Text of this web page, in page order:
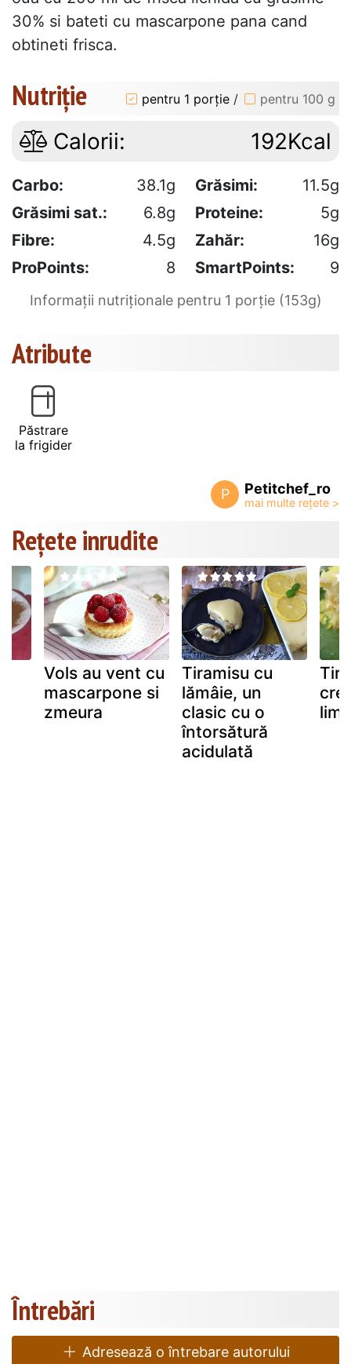
30% si bateti cu mascarpone pana cand
obtineti frisca.
Nutriție pentru 1 porție / pentru 100 g
Calorii: 192Kcal
Carbo: 38.1g Grăsimi:
11.5g
Grăsimi sat.:
6.8g Proteine:
5g
Fibre:
4.5g Zahăr:
16g
ProPoints:
8 SmartPoints: 9
Informații nutriționale pentru 1 porție (153g)
Atribute
Păstrare
la frigider
P Petitchef_ro
Rețete inrudite
Vols au vent cu
mascarpone si
zmeura
Tiramisu cu
lămâie, un
clasic cu o
întorsătură
acidulată
Întrebări
Adresează o întrebare autorului